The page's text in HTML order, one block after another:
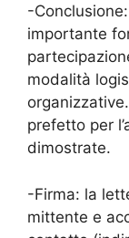
-
importante
modalità
prefetto per
dimostrate.
-Firma: la
mittente e